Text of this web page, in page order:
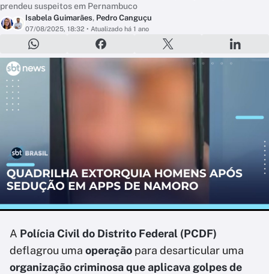
prendeu suspeitos em Pernambuco
Isabela Guimarães, Pedro Canguçu
07/08/2025, 18:32 • Atualizado há 1 ano
A Polícia Civil do Distrito Federal (PCDF)
deflagrou uma operação para desarticular uma
organização criminosa que aplicava golpes de